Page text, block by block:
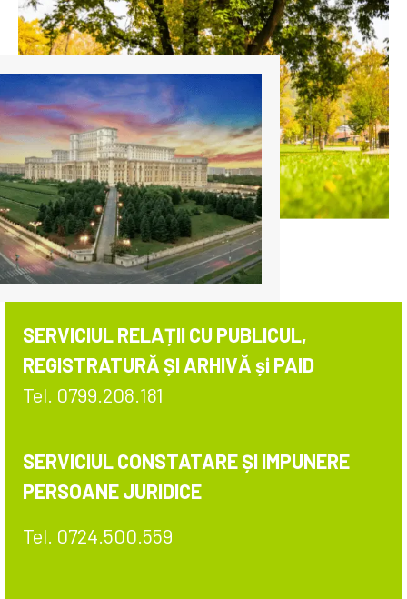
SERVICIUL RELAȚII CU PUBLICUL,
REGISTRATURĂ ȘI ARHIVĂ și PAID
Tel. 0799.208.181
SERVICIUL CONSTATARE ȘI IMPUNERE
PERSOANE JURIDICE
Tel. 0724.500.559